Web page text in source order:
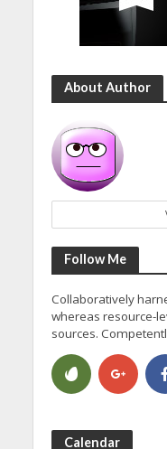
About Author
Follow Me
Collaboratively
whereas resource-
sources.
Calendar